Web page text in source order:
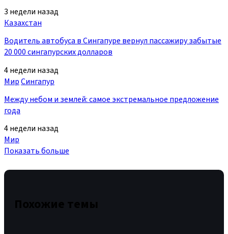
3 недели назад
Казахстан
Водитель автобуса в Сингапуре вернул пассажиру забытые
20 000 сингапурских долларов
4 недели назад
МирСингапур
Между небом и землей: самое экстремальное предложение
года
4 недели назад
Мир
Показать больше
Похожие темы